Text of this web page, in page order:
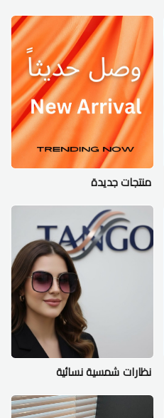
منتجات جديدة
نظارات شمسية نسائية